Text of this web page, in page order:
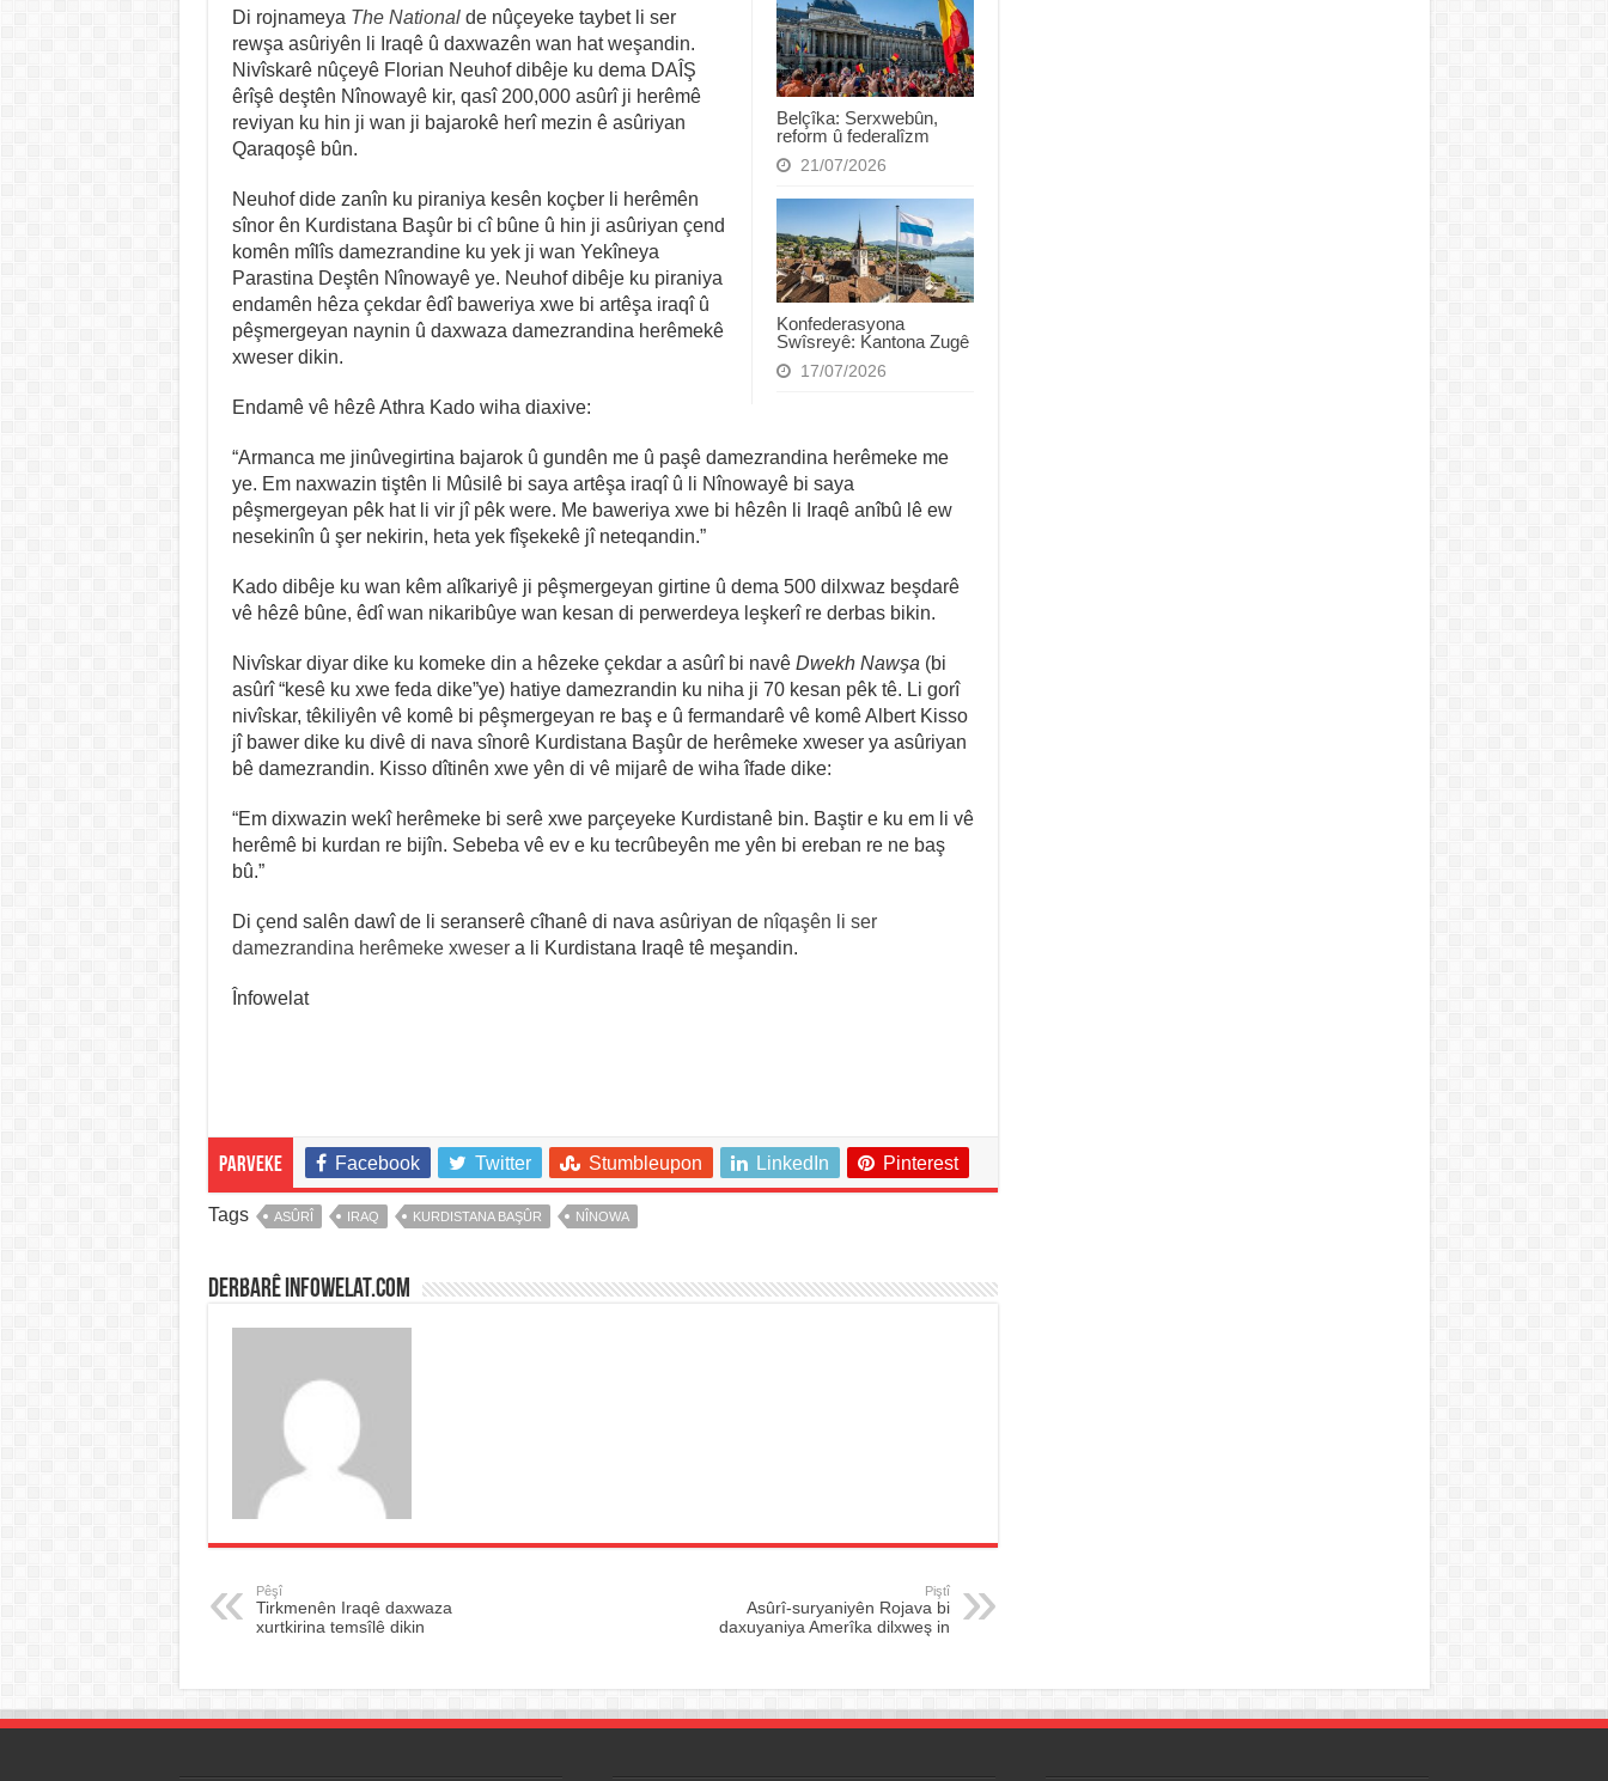
Belçîka: Serxwebûn,
reform û federalîzm
21/07/2026
Konfederasyona
Swîsreyê: Kantona Zugê
17/07/2026
Di rojnameya The Nationalde nûçeyeke taybet li ser
rewşa asûriyên li Iraqê û daxwazên wan hat weşandin.
Nivîskarê nûçeyê Florian Neuhof dibêje ku dema DAÎŞ
êrîşê deştên Nînowayê kir, qasî 200,000 asûrî ji herêmê
reviyan ku hin ji wan ji bajarokê herî mezin ê asûriyan
Qaraqoşê bûn.
Neuhof dide zanîn ku piraniya kesên koçber li herêmên
sînor ên Kurdistana Başûr bi cî bûne û hin ji asûriyan çend
komên mîlîs damezrandine ku yek ji wan Yekîneya
Parastina Deştên Nînowayê ye. Neuhof dibêje ku piraniya
endamên hêza çekdar êdî baweriya xwe bi artêşa iraqî û
pêşmergeyan naynin û daxwaza damezrandina herêmekê
xweser dikin.
Endamê vê hêzê Athra Kado wiha diaxive:
“Armanca me jinûvegirtina bajarok û gundên me û paşê damezrandina herêmeke me
ye. Em naxwazin tiştên li Mûsilê bi saya artêşa iraqî û li Nînowayê bi saya
pêşmergeyan pêk hat li vir jî pêk were. Me baweriya xwe bi hêzên li Iraqê anîbû lê ew
nesekinîn û şer nekirin, heta yek fîşekekê jî neteqandin.”
Kado dibêje ku wan kêm alîkariyê ji pêşmergeyan girtine û dema 500 dilxwaz beşdarê
vê hêzê bûne, êdî wan nikaribûye wan kesan di perwerdeya leşkerî re derbas bikin.
Nivîskar diyar dike ku komeke din a hêzeke çekdar a asûrî bi navê Dwekh Nawşa (bi
asûrî “kesê ku xwe feda dike”ye) hatiye damezrandin ku niha ji 70 kesan pêk tê. Li gorî
nivîskar, têkiliyên vê komê bi pêşmergeyan re baş e û fermandarê vê komê Albert Kisso
jî bawer dike ku divê di nava sînorê Kurdistana Başûr de herêmeke xweser ya asûriyan
bê damezrandin. Kisso dîtinên xwe yên di vê mijarê de wiha îfade dike:
“Em dixwazin wekî herêmeke bi serê xwe parçeyeke Kurdistanê bin. Baştir e ku em li vê
herêmê bi kurdan re bijîn. Sebeba vê ev e ku tecrûbeyên me yên bi ereban re ne baş
bû.”
Di çend salên dawî de li seranserê cîhanê di nava asûriyan de nîqaşên li ser
damezrandina herêmeke xwesera li Kurdistana Iraqê tê meşandin.
Înfowelat
Parveke Facebook Twitter Stumbleupon LinkedIn Pinterest
Tags ASÛRÎ IRAQ KURDISTANA BAŞÛR NÎNOWA
Derbarê infowelat.com
Pêşî
Tirkmenên Iraqê daxwaza
xurtkirina temsîlê dikin
Piştî
Asûrî-suryaniyên Rojava bi
daxuyaniya Amerîka dilxweş in